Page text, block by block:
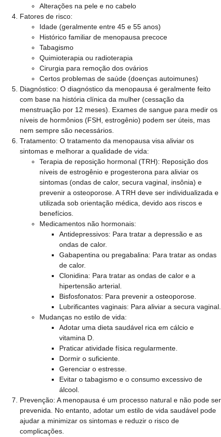
Alterações na pele e no cabelo
Fatores de risco:
Idade (geralmente entre 45 e 55 anos)
Histórico familiar de menopausa precoce
Tabagismo
Quimioterapia ou radioterapia
Cirurgia para remoção dos ovários
Certos problemas de saúde (doenças autoimunes)
Diagnóstico: O diagnóstico da menopausa é geralmente feito
com base na história clínica da mulher (cessação da
menstruação por 12 meses). Exames de sangue para medir os
níveis de hormônios (FSH, estrogênio) podem ser úteis, mas
nem sempre são necessários.
Tratamento: O tratamento da menopausa visa aliviar os
sintomas e melhorar a qualidade de vida:
Terapia de reposição hormonal (TRH): Reposição dos
níveis de estrogênio e progesterona para aliviar os
sintomas (ondas de calor, secura vaginal, insônia) e
prevenir a osteoporose. A TRH deve ser individualizada e
utilizada sob orientação médica, devido aos riscos e
benefícios.
Medicamentos não hormonais:
Antidepressivos: Para tratar a depressão e as
ondas de calor.
Gabapentina ou pregabalina: Para tratar as ondas
de calor.
Clonidina: Para tratar as ondas de calor e a
hipertensão arterial.
Bisfosfonatos: Para prevenir a osteoporose.
Lubrificantes vaginais: Para aliviar a secura vaginal.
Mudanças no estilo de vida:
Adotar uma dieta saudável rica em cálcio e
vitamina D.
Praticar atividade física regularmente.
Dormir o suficiente.
Gerenciar o estresse.
Evitar o tabagismo e o consumo excessivo de
álcool.
Prevenção: A menopausa é um processo natural e não pode ser
prevenida. No entanto, adotar um estilo de vida saudável pode
ajudar a minimizar os sintomas e reduzir o risco de
complicações.